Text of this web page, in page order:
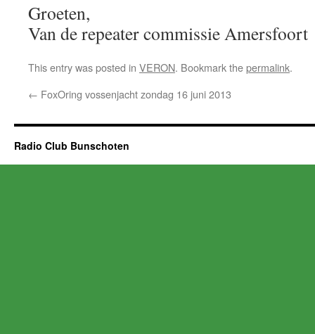
Groeten,
Van de repeater commissie Amersfoort
This entry was posted in VERON. Bookmark thepermalink.
← FoxOring vossenjacht zondag 16 juni 2013
Radio Club Bunschoten